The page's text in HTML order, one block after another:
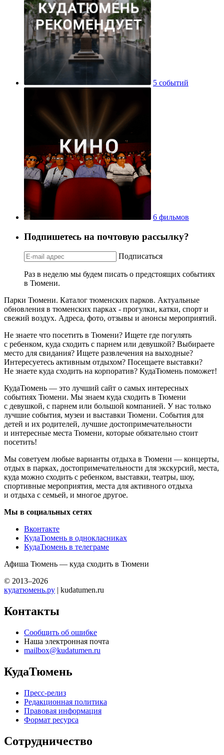
5 событий
6 фильмов
Подпишетесь на почтовую рассылку?
Подписаться
Раз в неделю мы будем писать о предстоящих событиях
в Тюмени.
Парки Тюмени. Каталог тюменских парков. Актуальные
обновления в тюменских парках - прогулки, катки, спорт и
свежий воздух. Адреса, фото, отзывы и анонсы мероприятий.
Не знаете что посетить в Тюмени? Ищете где погулять
с ребенком, куда сходить с парнем или девушкой? Выбираете
место для свидания? Ищете развлечения на выходные?
Интересуетесь активным отдыхом? Посещаете выставки?
Не знаете куда сходить на корпоратив? КудаТюмень поможет!
КудаТюмень — это лучший сайт о самых интересных
событиях Тюмени. Мы знаем куда сходить в Тюмени
с девушкой, с парнем или большой компанией. У нас только
лучшие события, музеи и выставки Тюмени. События для
детей и их родителей, лучшие достопримечательности
и интересные места Тюмени, которые обязательно стоит
посетить!
Мы советуем любые варианты отдыха в Тюмени — концерты,
отдых в парках, достопримечательности для экскурсий, места,
куда можно сходить с ребенком, выставки, театры, шоу,
спортивные мероприятия, места для активного отдыха
и отдыха с семьей, и многое другое.
Мы в социальных сетях
Вконтакте
КудаТюмень в однокласниках
КудаТюмень в телеграме
Афиша Тюмень — куда сходить в Тюмени
© 2013–2026
кудатюмень.ру | kudatumen.ru
Контакты
Сообщить об ошибке
Наша электронная почта
mailbox@kudatumen.ru
КудаТюмень
Пресс-релиз
Редакционная политика
Правовая информация
Формат ресурса
Сотрудничество